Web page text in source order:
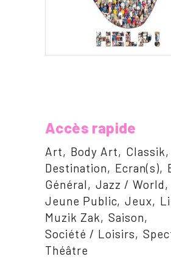
Accès rapide
Art Body Art
Classik
Destination
Ecran(s)
Général
Jazz / World
Jeune Public Jeux
Muzik Zak
Saison
Société / Loisirs
Théâtre